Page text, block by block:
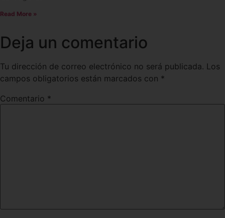
Read More »
Deja un comentario
Tu dirección de correo electrónico no será publicada. Los
campos obligatorios están marcados con *
Comentario *